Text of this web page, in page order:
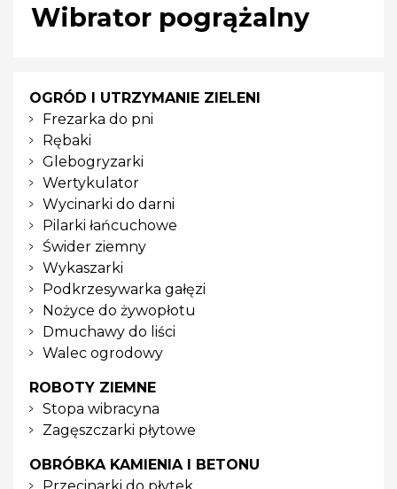
Wibrator pogrążalny
OGRÓD I UTRZYMANIE ZIELENI
Frezarka do pni
Rębaki
Glebogryzarki
Wertykulator
Wycinarki do darni
Pilarki łańcuchowe
Świder ziemny
Wykaszarki
Podkrzesywarka gałęzi
Nożyce do żywopłotu
Dmuchawy do liści
Walec ogrodowy
ROBOTY ZIEMNE
Stopa wibracyna
Zagęszczarki płytowe
OBRÓBKA KAMIENIA I BETONU